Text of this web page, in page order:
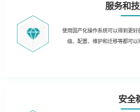
服务和
使用国产化操作系统可以得到更
级、配置、维护和迁移等都可以
安全